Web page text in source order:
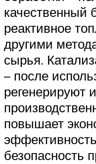
качественный
реактивное
другими
сырья.
– после
регенерируют
повышает
безопасность